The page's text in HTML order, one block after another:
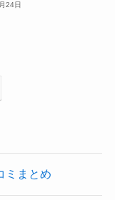
24日
ミまとめ